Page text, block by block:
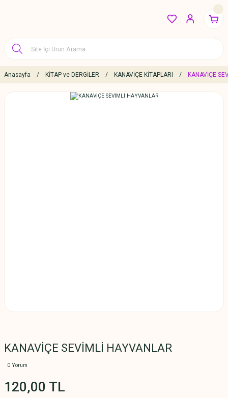
Anasayfa KİTAP ve DERGİLER KANAVİÇE KİTAPLARI KANAVİÇE
KANAVİÇE SEVİMLİ HAYVANLAR
0 Yorum
120,00 TL